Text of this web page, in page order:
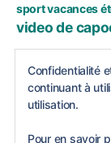
Confidentialité
continuant à
utilisation.
Pour en savoir
sport vacances
video de
https://
aris